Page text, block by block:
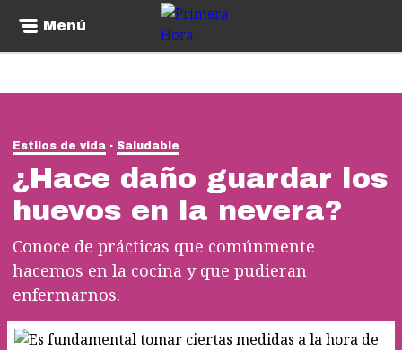
Menú
Estilos de vida Saludable
¿Hace daño guardar los
huevos en la nevera?
Conoce de prácticas que comúnmente
hacemos en la cocina y que pudieran
enfermarnos.